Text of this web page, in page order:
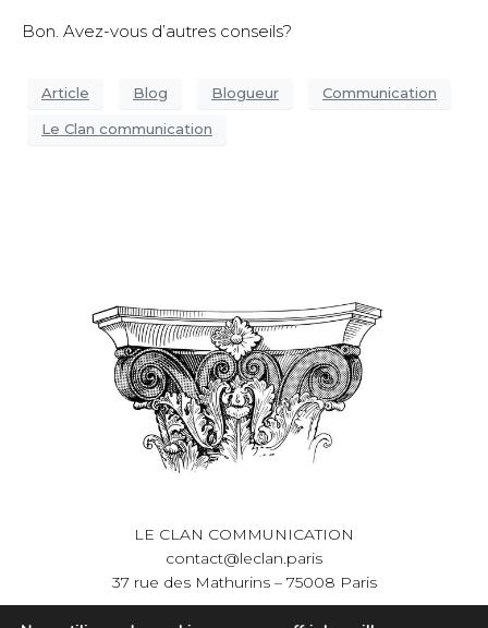
Bon. Avez-vous d’autres conseils?
Article Blog Blogueur Communication
Le Clan communication
LE CLAN COMMUNICATION
contact@leclan.paris
37 rue des Mathurins – 75008 Paris